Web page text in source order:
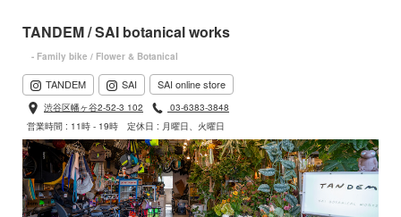
TANDEM / SAI botanical works
- Family bike / Flower & Botanical
TANDEM SAI SAI online store
渋谷区幡ヶ谷2-52-3 102
03-6383-3848
営業時間 : 11時 - 19時
定休日 : 月曜日、火曜日